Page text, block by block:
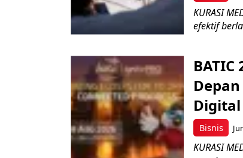
KURASI
efektif
Bisnis
Digital
KURASI